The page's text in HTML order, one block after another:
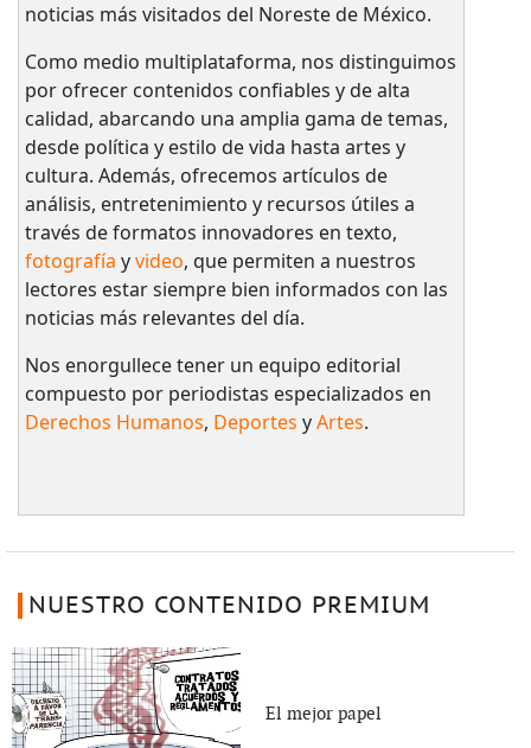
noticias más visitados del Noreste de México.
Como medio multiplataforma, nos distinguimos
por ofrecer contenidos confiables y de alta
calidad, abarcando una amplia gama de temas,
desde política y estilo de vida hasta artes y
cultura. Además, ofrecemos artículos de
análisis, entretenimiento y recursos útiles a
través de formatos innovadores en texto,
fotografía yvideo, que permiten a nuestros
lectores estar siempre bien informados con las
noticias más relevantes del día.
Nos enorgullece tener un equipo editorial
compuesto por periodistas especializados en
Derechos Humanos, Deportes yArtes.
NUESTRO CONTENIDO PREMIUM
El mejor papel